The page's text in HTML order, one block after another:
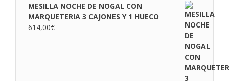
MESILLA NOCHE DE NOGAL CON
MARQUETERIA 3 CAJONES Y 1 HUECO
614,00€